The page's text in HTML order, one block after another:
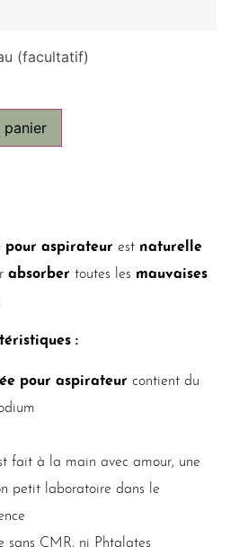
(facultatif)
panier
pour aspirateur est naturelle
absorber toutes les mauvaises
:
pour aspirateur contient du
fait à la main avec amour, une
petit laboratoire dans le
sans CMR, ni Phtalates